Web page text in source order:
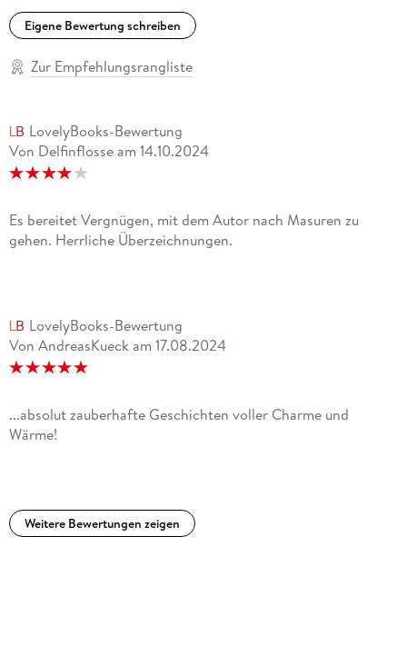
Eigene Bewertung schreiben
Zur Empfehlungsrangliste
LovelyBooks-Bewertung
Von Delfinflosse am 14.10.2024
Es bereitet Vergnügen, mit dem Autor nach Masuren zu
gehen. Herrliche Überzeichnungen.
LovelyBooks-Bewertung
Von AndreasKueck am 17.08.2024
...absolut zauberhafte Geschichten voller Charme und
Wärme!
Weitere Bewertungen zeigen